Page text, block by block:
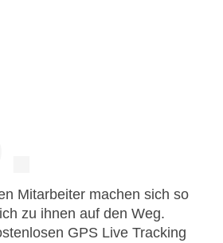
Mitarbeiter machen sich so
zu ihnen auf den Weg.
GPS Live Tracking